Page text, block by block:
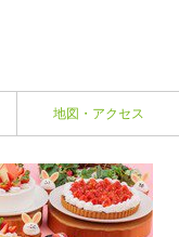
地図・アクセス